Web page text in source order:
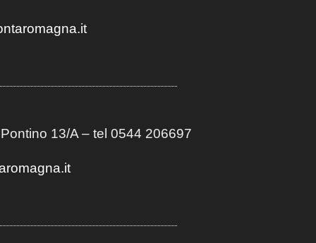
13/A– tel 0544 206697